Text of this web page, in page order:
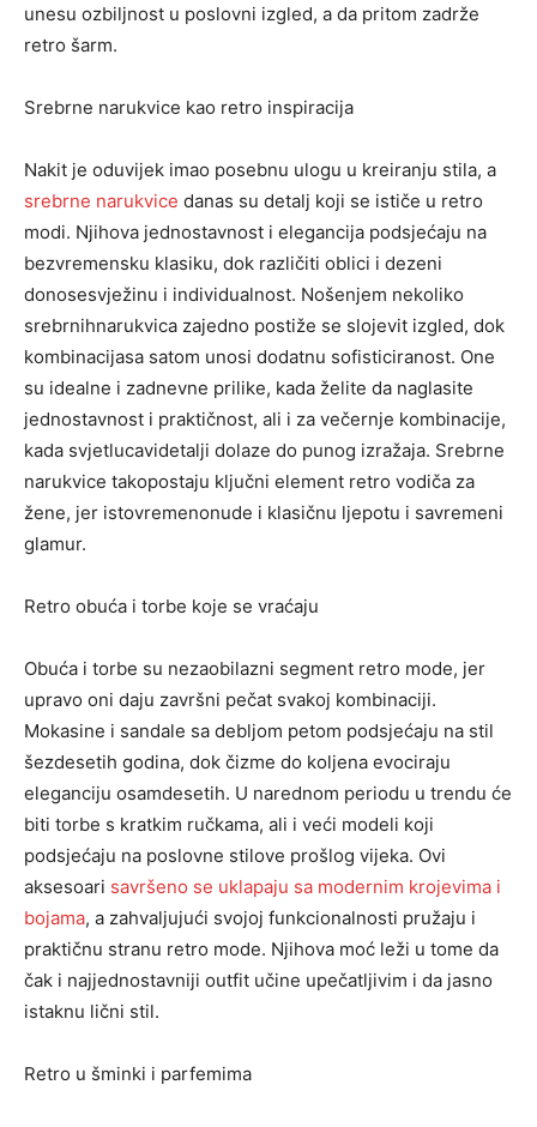
unesu ozbiljnost u poslovni izgled, a da pritom zadrže
retro šarm.
Srebrne narukvice kao retro inspiracija
Nakit je oduvijek imao posebnu ulogu u kreiranju stila, a
srebrne narukvice danas su detalj koji se ističe u retro
modi. Njihova jednostavnost i elegancija podsjećaju na
bezvremensku klasiku, dok različiti oblici i dezeni
donosesvježinu i individualnost. Nošenjem nekoliko
srebrnihnarukvica zajedno postiže se slojevit izgled, dok
kombinacijasa satom unosi dodatnu sofisticiranost. One
su idealne i zadnevne prilike, kada želite da naglasite
jednostavnost i praktičnost, ali i za večernje kombinacije,
kada svjetlucavidetalji dolaze do punog izražaja. Srebrne
narukvice takopostaju ključni element retro vodiča za
žene, jer istovremenonude i klasičnu ljepotu i savremeni
glamur.
Retro obuća i torbe koje se vraćaju
Obuća i torbe su nezaobilazni segment retro mode, jer
upravo oni daju završni pečat svakoj kombinaciji.
Mokasine i sandale sa debljom petom podsjećaju na stil
šezdesetih godina, dok čizme do koljena evociraju
eleganciju osamdesetih. U narednom periodu u trendu će
biti torbe s kratkim ručkama, ali i veći modeli koji
podsjećaju na poslovne stilove prošlog vijeka. Ovi
aksesoari savršeno se uklapaju sa modernim krojevima i
bojama, a zahvaljujući svojoj funkcionalnosti pružaju i
praktičnu stranu retro mode. Njihova moć leži u tome da
čak i najjednostavniji outfit učine upečatljivim i da jasno
istaknu lični stil.
Retro u šminki i parfemima